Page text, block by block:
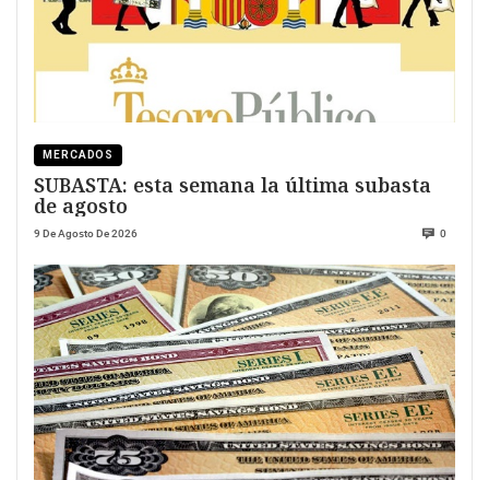
MERCADOS
SUBASTA: esta semana la última subasta
de agosto
9 De Agosto De 2026 0